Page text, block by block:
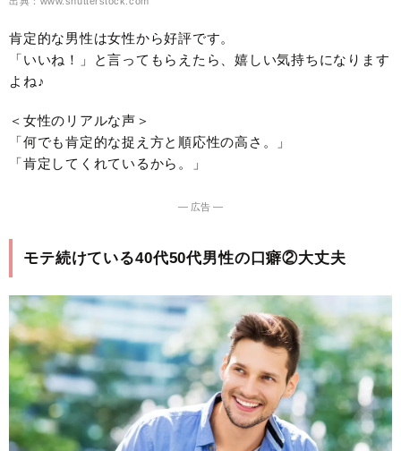
肯定的な男性は女性から好評です。
「いいね！」と言ってもらえたら、嬉しい気持ちになります
よね♪
＜女性のリアルな声＞
「何でも肯定的な捉え方と順応性の高さ。」
「肯定してくれているから。」
― 広告 ―
モテ続けている40代50代男性の口癖②大丈夫